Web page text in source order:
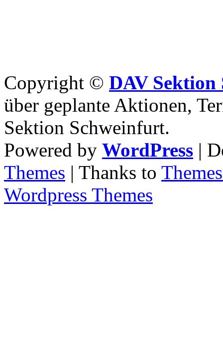
Copyright © DAV
über geplante Aktionen,
Sektion Schweinfurt.
Powered by WordPress |
Themes | Thanks to
Wordpress Themes